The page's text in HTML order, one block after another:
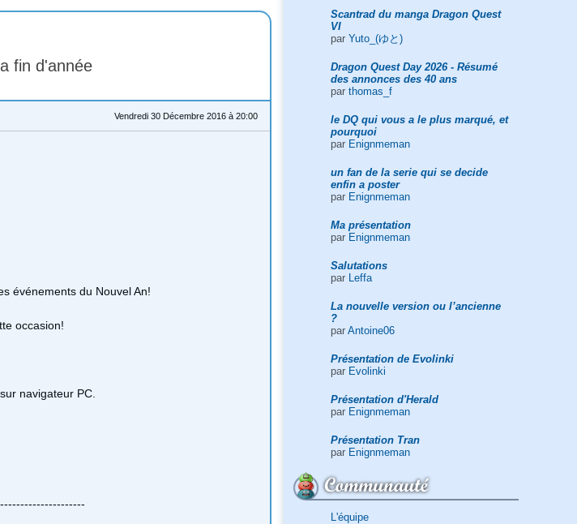
Scantrad du manga Dragon Quest
VI
par Yuto_(ゆと)
Dragon Quest Day 2026 - Résumé
des annonces des 40 ans
par thomas_f
le DQ qui vous a le plus marqué, et
pourquoi
par Enignmeman
un fan de la serie qui se decide
enfin a poster
par Enignmeman
Ma présentation
par Enignmeman
Salutations
par
Leffa
La nouvelle version ou l’ancienne
?
par Antoine06
Présentation de Evolinki
par Evolinki
Présentation d'Herald
par Enignmeman
Présentation Tran
par Enignmeman
Communauté
L'équipe
fin d'année
Vendredi 30 Décembre 2016 à 20:00
événements du Nouvel An!
occasion!
navigateur PC.